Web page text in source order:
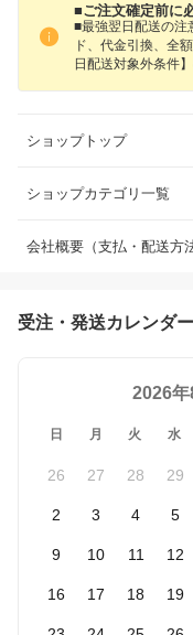
■ご注文確定前に
■最強翌日配送の注
ド、代金引換、全
日配送対象外条件
ショップトップ
ショップカテゴリ一覧
会社概要（支払・配送方
受注・発送カレンダー
2026年
日 月 火 水
26 27 28 29
2 3 4 5
9 10 11 12
16 17 18 19